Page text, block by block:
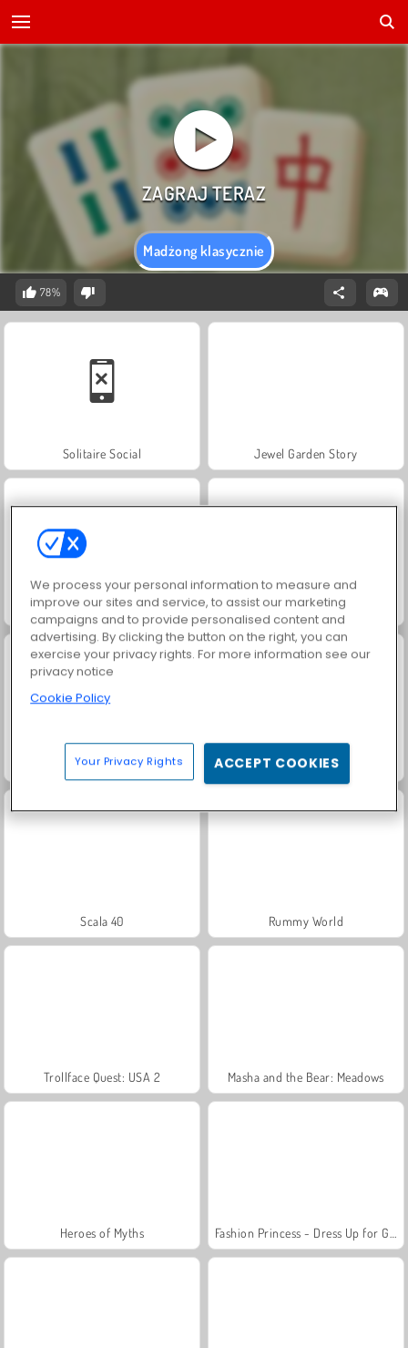
Madżong klasycznie
78%
Solitaire Social Jewel Garden Story
Pasjans FRVR Grand Mahjong Connect
Juice Merge Family Relics
Scala 40 Rummy World
Trollface Quest: USA 2 Masha and the Bear: Meadows
Heroes of Myths
We process your personal information to measure and
improve our sites and service, to assist our marketing
campaigns and to provide personalised content and
advertising. By clicking the button on the right, you can
exercise your privacy rights. For more information see our
privacy notice
Cookie Policy
Your Privacy Rights ACCEPT COOKIES